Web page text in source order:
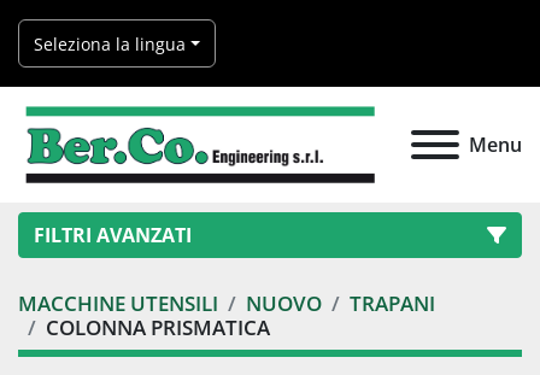
Seleziona la lingua
Menu
FILTRI AVANZATI
Categoria
MACCHINE UTENSILI NUOVO
TRAPANI
COLONNA PRISMATICA